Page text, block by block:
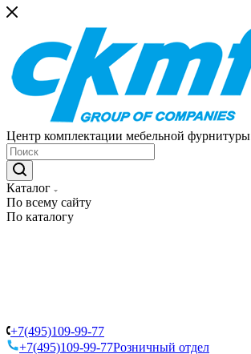
Центр комплектации мебельной фурнитуры
Каталог
По всему сайту
По каталогу
+7(495)109-99-77
+7(495)109-99-77Розничный отдел